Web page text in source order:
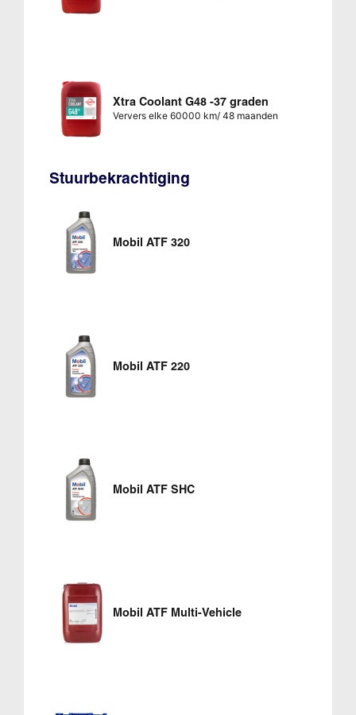
Xtra Coolant G48 -37 graden
Ververs elke 60000 km/ 48 maanden
Stuurbekrachtiging
Mobil ATF 320
Mobil ATF 220
Mobil ATF SHC
Mobil ATF Multi-Vehicle